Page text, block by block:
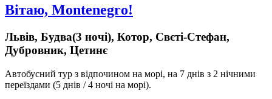
Вітаю, Montenegro!
Львів, Будва(3 ночі), Котор, Свєті-Стефан,
Дубровник, Цетинє
Автобусний тур з відпочином на морі, на 7 днів з 2 нічними
переїздами (5 днів / 4 ночі на морі).